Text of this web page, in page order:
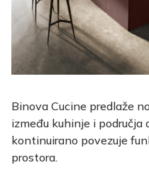
Binova Cucine predlaže
između kuhinje i područja
kontinuirano povezuje
prostora.